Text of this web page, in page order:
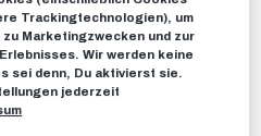
an der Gäste-
Trackingtechnologien), um
Marketingzwecken und zur
Wir werden keine
sei denn, Du aktivierst sie.
jederzeit